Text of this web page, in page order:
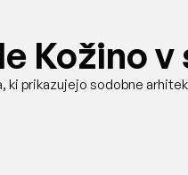
Kožino v
prikazujejo sodobne